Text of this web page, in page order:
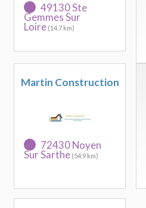
49130 Ste
Gemmes Sur
Loire (14.7 km)
Martin Construction
72430 Noyen
Sur Sarthe (54.9 km)